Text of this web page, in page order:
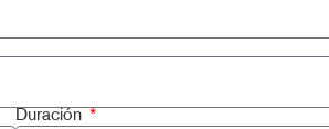
Duración